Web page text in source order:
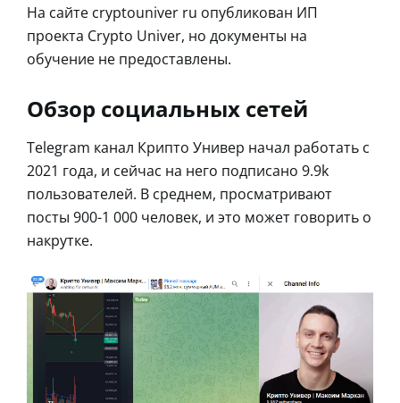
На сайте cryptouniver ru опубликован ИП
проекта Crypto Univer, но документы на
обучение не предоставлены.
Обзор социальных сетей
Telegram канал Крипто Универ начал работать с
2021 года, и сейчас на него подписано 9.9k
пользователей. В среднем, просматривают
посты 900-1 000 человек, и это может говорить о
накрутке.